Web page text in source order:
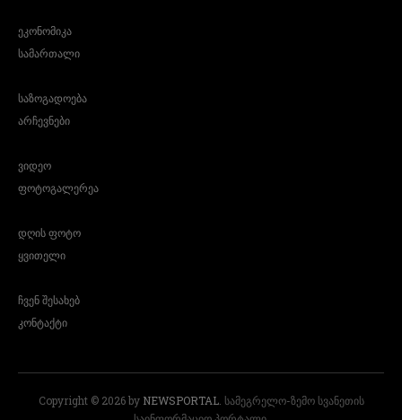
ეკონომიკა
სამართალი
საზოგადოება
არჩევნები
ვიდეო
ფოტოგალერეა
დღის ფოტო
ყვითელი
ჩვენ შესახებ
კონტაქტი
Copyright © 2026 by NEWSPORTAL. სამეგრელო-ზემო სვანეთის